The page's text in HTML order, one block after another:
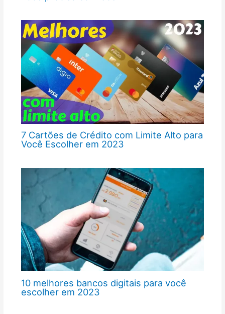
7 Cartões de Crédito com Limite Alto para
Você Escolher em 2023
10 melhores bancos digitais para você
escolher em 2023